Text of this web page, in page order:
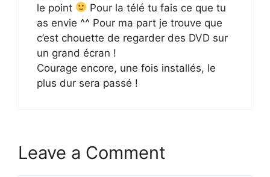
le point
Pour la télé tu fais ce que tu
as envie ^^ Pour ma part je trouve que
c’est chouette de regarder des DVD sur
un grand écran !
Courage encore, une fois installés, le
plus dur sera passé !
Leave a Comment